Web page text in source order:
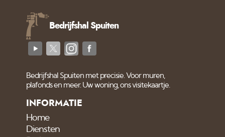
Bedrijfshal Spuiten
Bedrijfshal Spuiten met precisie. Voor muren,
plafonds en meer. Uw woning, ons visitekaartje.
INFORMATIE
Home
Diensten